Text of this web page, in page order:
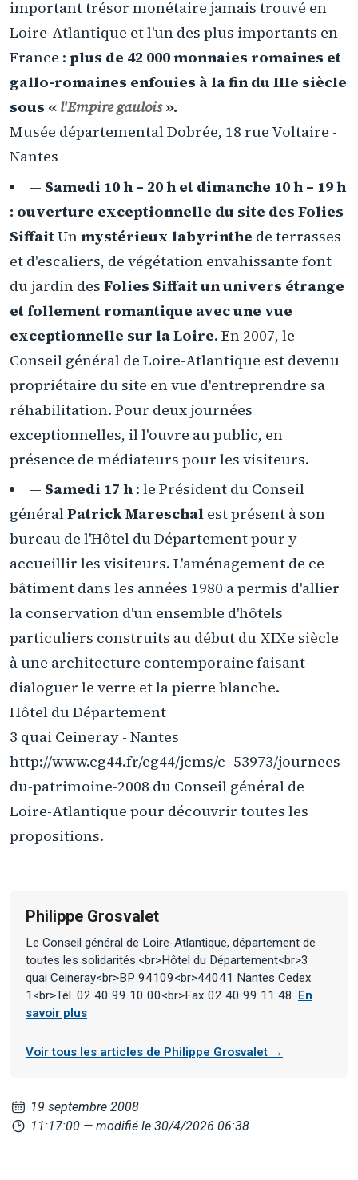
important trésor monétaire jamais trouvé en
Loire-Atlantique et l'un des plus importants en
France : plus de 42 000 monnaies romaines et
gallo-romaines enfouies à la fin du IIIe siècle
sous « l'Empire gaulois».
Musée départemental Dobrée, 18 rue Voltaire -
Nantes
— Samedi 10 h – 20 h et dimanche 10 h – 19 h
: ouverture exceptionnelle du site des Folies
SiffaitUnmystérieux labyrinthe de terrasses
et d'escaliers, de végétation envahissante font
du jardin des Folies Siffait un univers étrange
et follement romantique avec une vue
exceptionnelle sur la Loire. En 2007, le
Conseil général de Loire-Atlantique est devenu
propriétaire du site en vue d'entreprendre sa
réhabilitation. Pour deux journées
exceptionnelles, il l'ouvre au public, en
présence de médiateurs pour les visiteurs.
— Samedi 17 h : le Président du Conseil
généralPatrick Mareschal est présent à son
bureau de l'Hôtel du Département pour y
accueillir les visiteurs. L'aménagement de ce
bâtiment dans les années 1980 a permis d'allier
la conservation d'un ensemble d'hôtels
particuliers construits au début du XIXe siècle
à une architecture contemporaine faisant
dialoguer le verre et la pierre blanche.
Hôtel du Département
3 quai Ceineray - Nantes
http://www.cg44.fr/cg44/jcms/c_53973/journees-
du-patrimoine-2008 du Conseil général de
Loire-Atlantique pour découvrir toutes les
propositions.
Philippe Grosvalet
Le Conseil général de Loire-Atlantique, département de
toutes les solidarités.<br>Hôtel du Département<br>3
quai Ceineray<br>BP 94109<br>44041 Nantes Cedex
1<br>Tél. 02 40 99 10 00<br>Fax 02 40 99 11 48. En
savoir plus
Voir tous les articles de Philippe Grosvalet →
19 septembre 2008
11:17:00 — modifié le 30/4/2026 06:38